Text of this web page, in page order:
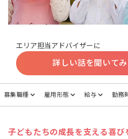
エリア担当アドバイザーに
詳しい話を聞いてみ
募集職種 雇用形態 給与 勤務
子どもたちの成長を支える喜び